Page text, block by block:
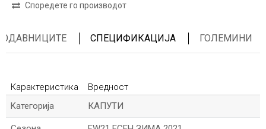
Споредете го производот
СПЕЦИФИКАЦИЈА ГОЛЕМИНИ
Карактеристика
Вредност
Kатегорија
КАПУТИ